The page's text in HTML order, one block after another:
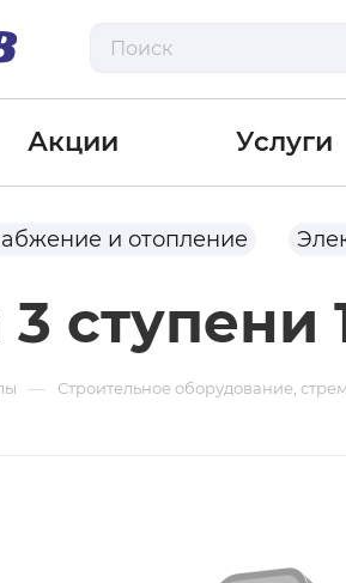
Акции Услуги
и отопление
ступени
— Строительное оборудование,